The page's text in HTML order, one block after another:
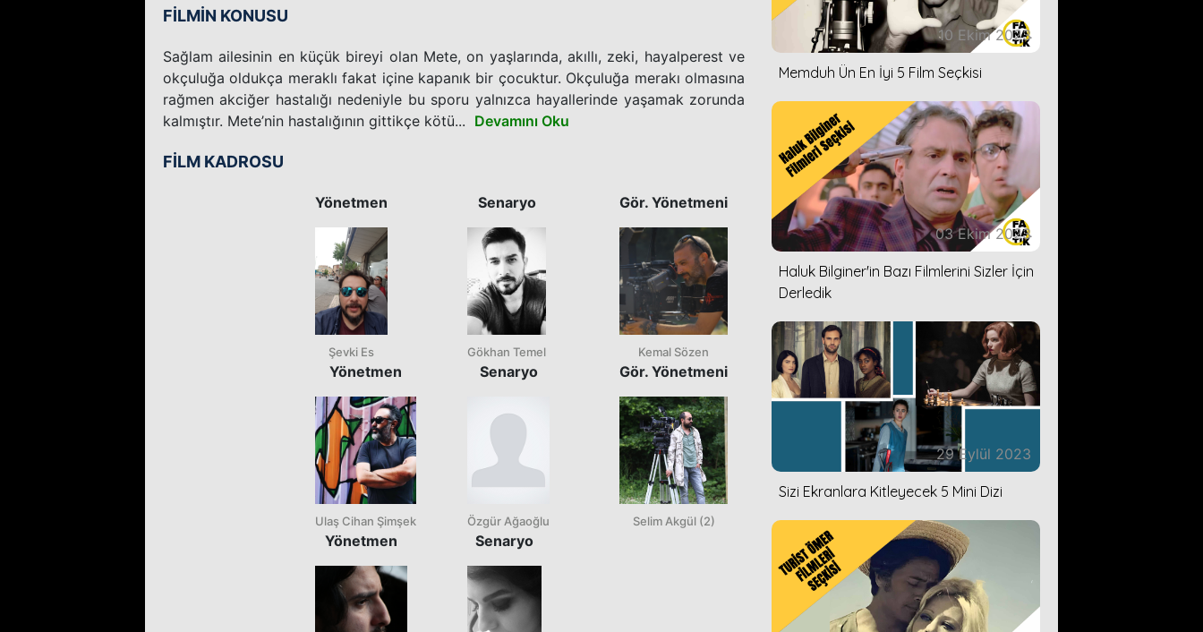
FİLMİN KONUSU
Sağlam ailesinin en küçük bireyi olan Mete, on yaşlarında, akıllı, zeki, hayalperest ve
okçuluğa oldukça meraklı fakat içine kapanık bir çocuktur. Okçuluğa merakı olmasına
rağmen akciğer hastalığı nedeniyle bu sporu yalnızca hayallerinde yaşamak zorunda
kalmıştır. Mete’nin hastalığının gittikçe kötü... Devamını Oku
FİLM KADROSU
Yönetmen
Şevki Es
Yönetmen
Ulaş Cihan Şimşek
Yönetmen
Senaryo
Gökhan Temel
Senaryo
Özgür Ağaoğlu
Senaryo
Gör. Yönetmeni
Kemal Sözen
Gör. Yönetmeni
Selim Akgül (2)
10 Ekim 2023
Memduh Ün En İyi 5 Film Seçkisi
03 Ekim 2023
Haluk Bilginer'in Bazı Filmlerini Sizler İçin
Derledik
29 Eylül 2023
Sizi Ekranlara Kitleyecek 5 Mini Dizi